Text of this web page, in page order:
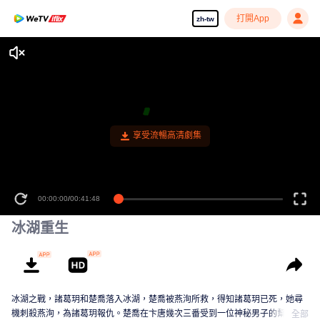
zh-tw 打開App
享受流暢高清劇集
00:00:00/00:41:48
冰湖重生
冰湖之戰，諸葛玥和楚喬落入冰湖，楚喬被燕洵所救，得知諸葛玥已死，她尋
機刺殺燕洵，為諸葛玥報仇。楚喬在卞唐幾次三番受到一位神秘男子的幫助，
全部